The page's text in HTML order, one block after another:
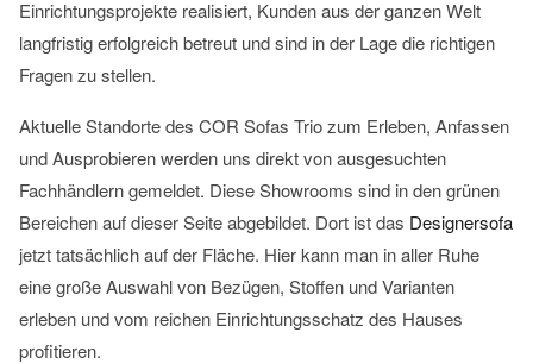
Einrichtungsprojekte realisiert, Kunden aus der ganzen Welt
langfristig erfolgreich betreut und sind in der Lage die richtigen
Fragen zu stellen.
Aktuelle Standorte des COR Sofas Trio zum Erleben, Anfassen
und Ausprobieren werden uns direkt von ausgesuchten
Fachhändlern gemeldet. Diese Showrooms sind in den grünen
Bereichen auf dieser Seite abgebildet. Dort ist das Designersofa
jetzt tatsächlich auf der Fläche. Hier kann man in aller Ruhe
eine große Auswahl von Bezügen, Stoffen und Varianten
erleben und vom reichen Einrichtungsschatz des Hauses
profitieren.